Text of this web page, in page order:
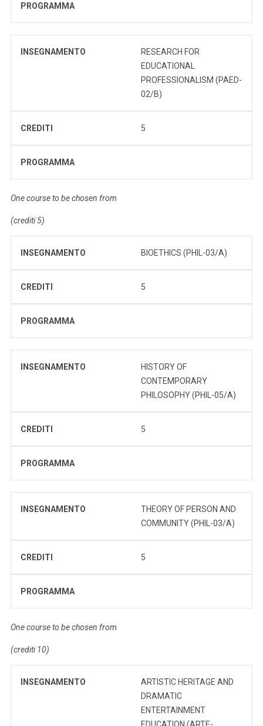
PROGRAMMA
INSEGNAMENTO
RESEARCH FOR
EDUCATIONAL
PROFESSIONALISM (PAED-
02/B)
CREDITI 5
PROGRAMMA
One course to be chosen from
(crediti 5)
INSEGNAMENTO BIOETHICS (PHIL-03/A)
CREDITI 5
PROGRAMMA
INSEGNAMENTO
HISTORY OF
CONTEMPORARY
PHILOSOPHY (PHIL-05/A)
CREDITI 5
PROGRAMMA
INSEGNAMENTO
THEORY OF PERSON AND
COMMUNITY (PHIL-03/A)
CREDITI 5
PROGRAMMA
One course to be chosen from
(crediti 10)
INSEGNAMENTO
ARTISTIC HERITAGE AND
DRAMATIC
ENTERTAINMENT
EDUCATION (ARTE-